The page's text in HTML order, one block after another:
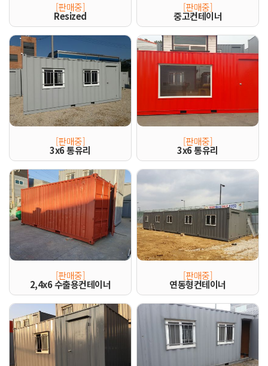
[판매중]
Resized
[판매중]
중고컨테이너
[판매중]
3x6 통유리
[판매중]
3x6 통유리
[판매중]
2,4x6 수출용컨테이너
[판매중]
연동형컨테이너